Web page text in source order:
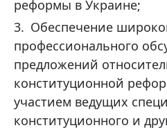
реформы в Украине;
Обеспечение
профессионального
предложений
конституционной
участием ведущих
конституционного и